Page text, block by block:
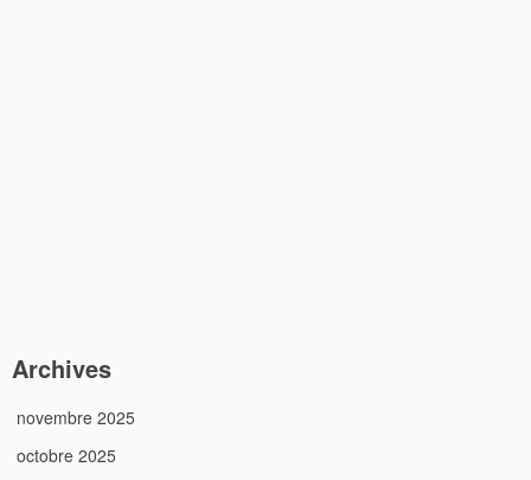
Archives
novembre 2025
octobre 2025